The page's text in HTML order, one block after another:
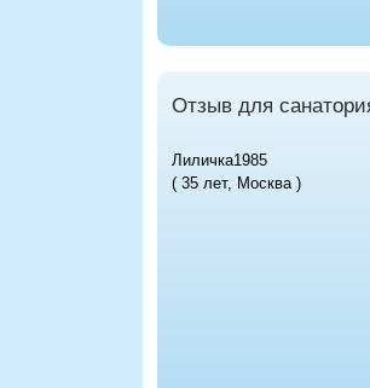
Отзыв для
Лиличка1985
( 35 лет, Москва )